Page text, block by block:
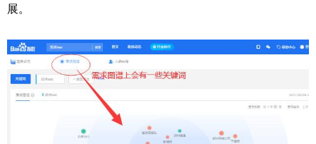
展。